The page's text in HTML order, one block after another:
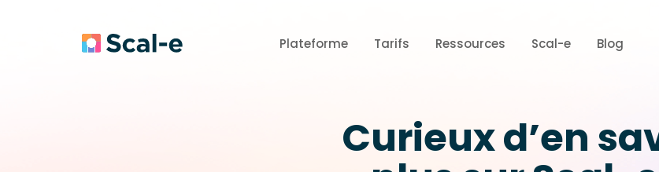
Plateforme Tarifs Ressources Scal-e Blog
Curieux d’en